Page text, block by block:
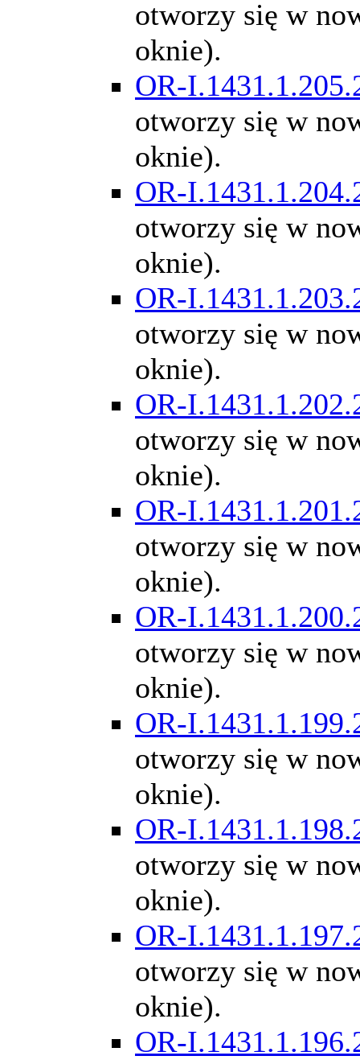
otworzy się w
oknie).
OR-
otworzy się w
oknie).
OR-
otworzy się w
oknie).
OR-
otworzy się w
oknie).
OR-
otworzy się w
oknie).
OR-
otworzy się w
oknie).
OR-
otworzy się w
oknie).
OR-
otworzy się w
oknie).
OR-
otworzy się w
oknie).
OR-
otworzy się w
oknie).
OR-